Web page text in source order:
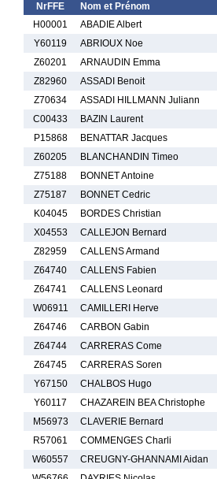
NrFFE Nom et Prénom
H00001
ABADIE Albert
Y60119
ABRIOUX Noe
Z60201
ARNAUDIN Emma
Z82960
ASSADI Benoit
Z70634
ASSADI HILLMANN Juliann
C00433
BAZIN Laurent
P15868
BENATTAR Jacques
Z60205
BLANCHANDIN Timeo
Z75188
BONNET Antoine
Z75187
BONNET Cedric
K04045
BORDES Christian
X04553
CALLEJON Bernard
Z82959
CALLENS Armand
Z64740
CALLENS Fabien
Z64741
CALLENS Leonard
W06911
CAMILLERI Herve
Z64746
CARBON Gabin
Z64744
CARRERAS Come
Z64745
CARRERAS Soren
Y67150
CHALBOS Hugo
Y60117
CHAZAREIN BEA Christophe
M56973
CLAVERIE Bernard
R57061
COMMENGES Charli
W60557
CREUGNY-GHANNAMI Aidan